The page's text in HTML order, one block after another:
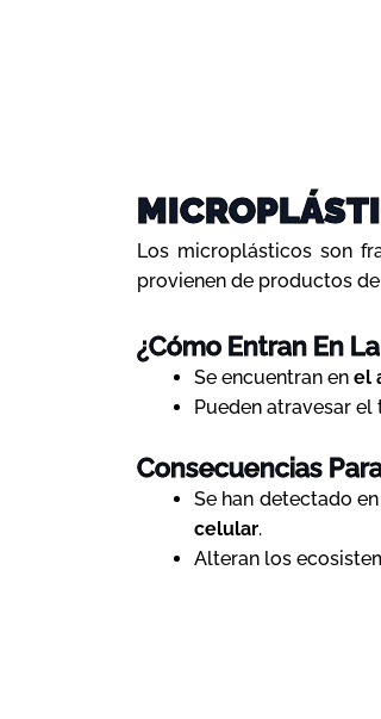
Los microplásticos son
provienen de productos
¿Cómo Entran En
Se encuentran en el
Pueden atravesar
Consecuencias
Se han detectado
celular.
Alteran los